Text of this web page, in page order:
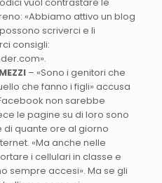
«Abbiamo attivo un blog
scriverci e li
consigli:
– «Sono i genitori che
che fanno i figli» accusa
non sarebbe
le pagine su di loro sono
di quante ore al giorno
«Ma anche nelle
i cellulari in classe e
sempre accesi». Ma se gli